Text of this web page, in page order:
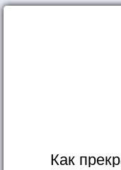
Как